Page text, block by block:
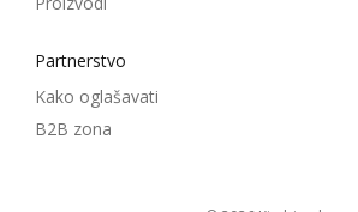
Partnerstvo
Kako oglašavati
B2B zona